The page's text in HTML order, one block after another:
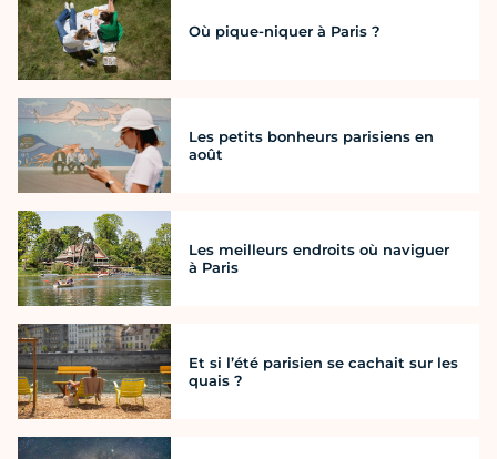
Où pique-niquer à Paris ?
Les petits bonheurs parisiens en
août
Les meilleurs endroits où naviguer
à Paris
Et si l’été parisien se cachait sur les
quais ?